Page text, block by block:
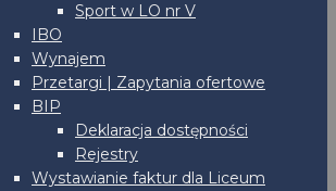
Sport w LO nr V
IBO
Wynajem
Przetargi | Zapytania ofertowe
BIP
Deklaracja dostępności
Rejestry
Wystawianie faktur dla Liceum